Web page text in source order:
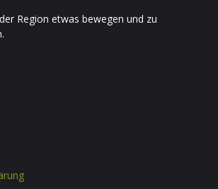
Region etwas bewegen und zu